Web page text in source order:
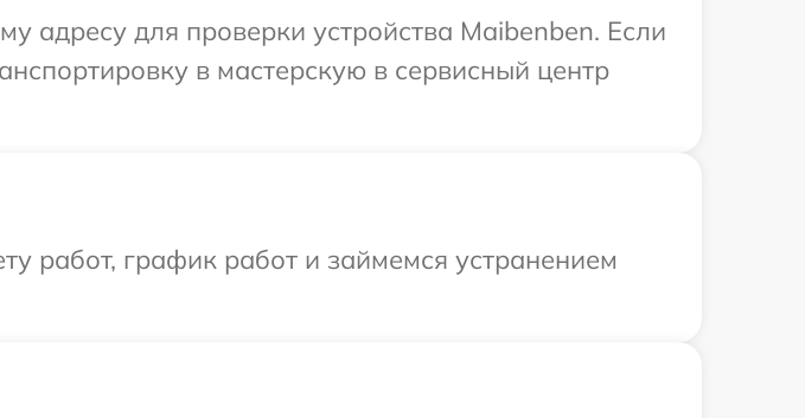
адресу для проверки устройства Maibenben. Если
в мастерскую в сервисный центр
работ, график работ и займемся устранением